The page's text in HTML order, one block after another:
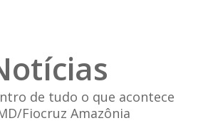
de tudo o que acontece
Fiocruz Amazônia